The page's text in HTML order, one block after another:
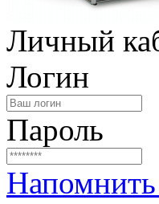
Личный
Логин
Пароль